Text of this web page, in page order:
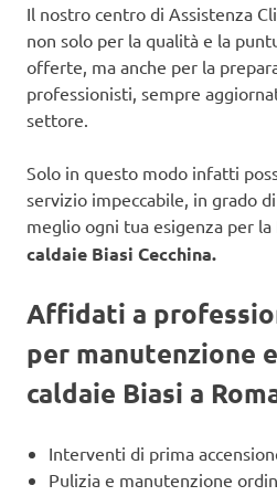
Il nostro centro di Assistenza
non solo per la qualità e la
offerte, ma anche per la
professionisti, sempre
settore.
Solo in questo modo infatti
servizio impeccabile, in grado
meglio ogni tua esigenza per la
caldaie Biasi Cecchina.
Affidati a
per manutenzione
caldaie Biasi a
Interventi di prima
Pulizia e manutenzione